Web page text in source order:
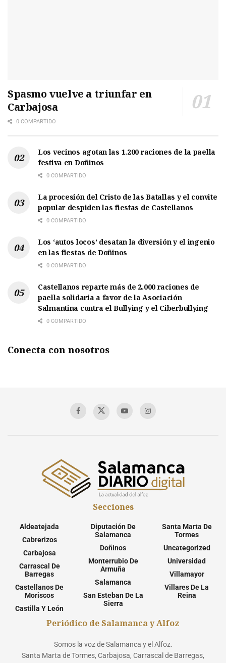
Spasmo vuelve a triunfar en
Carbajosa
0 COMPARTIDO
Los vecinos agotan las 1.200 raciones de la paella
festiva en Doñinos
0 COMPARTIDO
La procesión del Cristo de las Batallas y el convite
popular despiden las fiestas de Castellanos
0 COMPARTIDO
Los ‘autos locos’ desatan la diversión y el ingenio
en las fiestas de Doñinos
0 COMPARTIDO
Castellanos reparte más de 2.000 raciones de
paella solidaria a favor de la Asociación
Salmantina contra el Bullying y el Ciberbullying
0 COMPARTIDO
Conecta con nosotros
Secciones
Aldeatejada
Cabrerizos
Carbajosa
Carrascal De
Barregas
Castellanos De
Moriscos
Castilla Y León
Diputación De
Salamanca
Doñinos
Monterrubio De
Armuña
Salamanca
San Esteban De La
Sierra
Santa Marta De
Tormes
Uncategorized
Universidad
Villamayor
Villares De La
Reina
Periódico de Salamanca y Alfoz
Somos la voz de Salamanca y el Alfoz.
Santa Marta de Tormes, Carbajosa, Carrascal de Barregas,